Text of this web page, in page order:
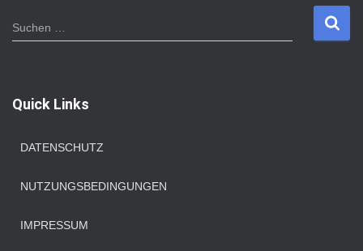
S
u
n
Suchen …
Quick Links
DATENSCHUTZ
NUTZUNGSBEDINGUNGEN
IMPRESSUM